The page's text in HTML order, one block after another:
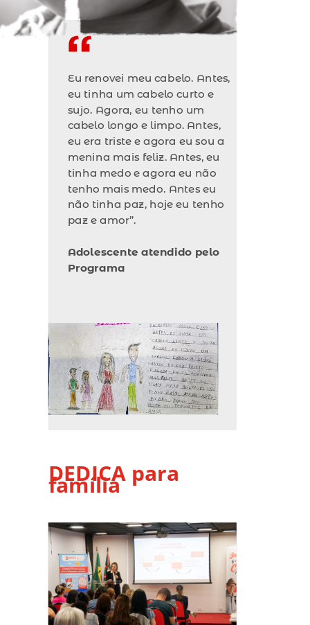
Eu renovei meu cabelo. Antes,
eu tinha um cabelo curto e
sujo. Agora, eu tenho um
cabelo longo e limpo. Antes,
eu era triste e agora eu sou a
menina mais feliz. Antes, eu
tinha medo e agora eu não
tenho mais medo. Antes eu
não tinha paz, hoje eu tenho
paz e amor”.
Adolescente atendido pelo
Programa
DEDICA para
família